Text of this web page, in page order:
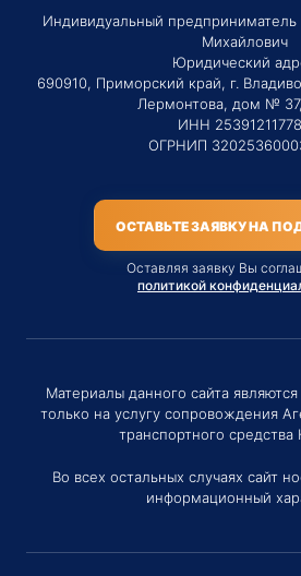
Индивидуальный предприниматель
Михайлович
Юридический
690910, Приморский край, г.
Лермонтова, дом № 37,
ИНН
ОГРНИП
ОСТАВЬТЕ ЗАЯВКУ НА
Оставляя заявку Вы
политикой
Материалы данного сайта
только на услугу сопровождения
транспортного средства
Во всех остальных случаях сайт
информационный